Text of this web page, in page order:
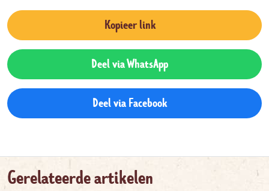
Kopieer link
Deel via WhatsApp
Deel via Facebook
Gerelateerde artikelen